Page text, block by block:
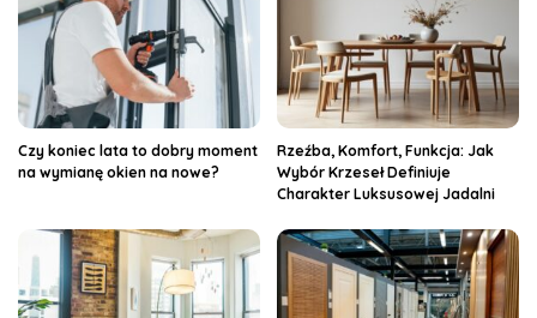
Czy koniec lata to dobry moment
na wymianę okien na nowe?
Rzeźba, Komfort, Funkcja: Jak
Wybór Krzeseł Definiuje
Charakter Luksusowej Jadalni